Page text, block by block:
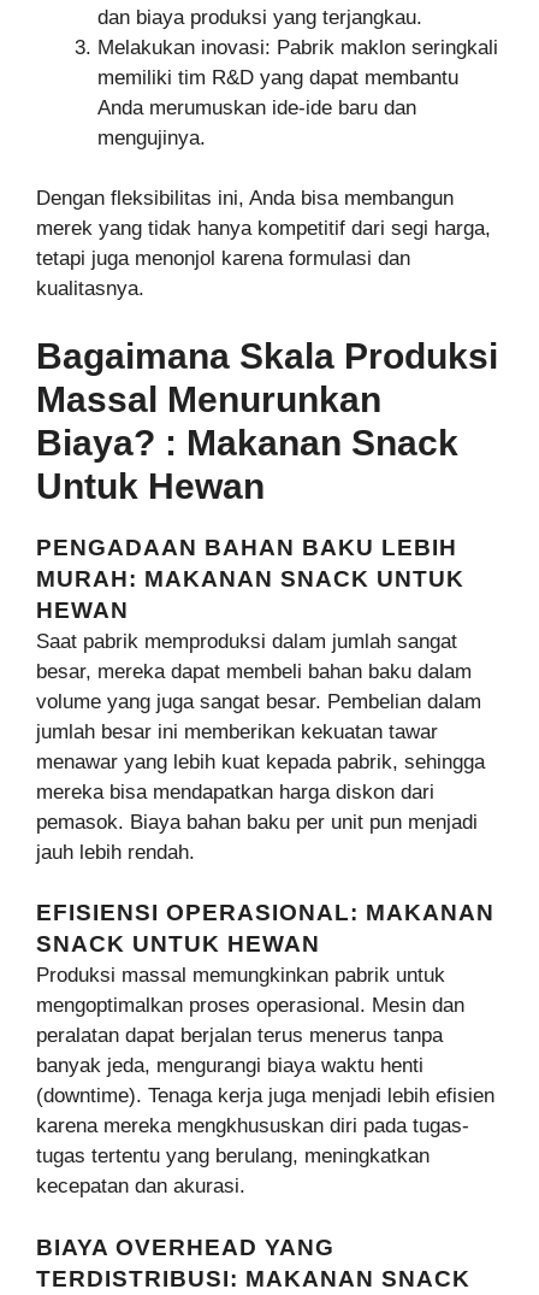
dan biaya produksi yang terjangkau.
Melakukan inovasi: Pabrik maklon seringkali
memiliki tim R&D yang dapat membantu
Anda merumuskan ide-ide baru dan
mengujinya.
Dengan fleksibilitas ini, Anda bisa membangun
merek yang tidak hanya kompetitif dari segi harga,
tetapi juga menonjol karena formulasi dan
kualitasnya.
Bagaimana Skala Produksi
Massal Menurunkan
Biaya? : Makanan Snack
Untuk Hewan
PENGADAAN BAHAN BAKU LEBIH
MURAH: MAKANAN SNACK UNTUK
HEWAN
Saat pabrik memproduksi dalam jumlah sangat
besar, mereka dapat membeli bahan baku dalam
volume yang juga sangat besar. Pembelian dalam
jumlah besar ini memberikan kekuatan tawar
menawar yang lebih kuat kepada pabrik, sehingga
mereka bisa mendapatkan harga diskon dari
pemasok. Biaya bahan baku per unit pun menjadi
jauh lebih rendah.
EFISIENSI OPERASIONAL: MAKANAN
SNACK UNTUK HEWAN
Produksi massal memungkinkan pabrik untuk
mengoptimalkan proses operasional. Mesin dan
peralatan dapat berjalan terus menerus tanpa
banyak jeda, mengurangi biaya waktu henti
(downtime). Tenaga kerja juga menjadi lebih efisien
karena mereka mengkhususkan diri pada tugas-
tugas tertentu yang berulang, meningkatkan
kecepatan dan akurasi.
BIAYA OVERHEAD YANG
TERDISTRIBUSI: MAKANAN SNACK